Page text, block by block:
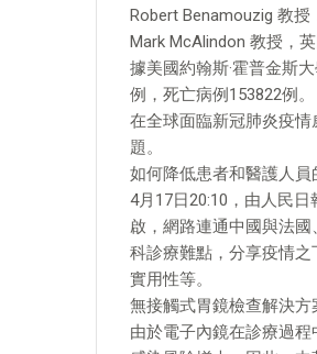
Robert Benamouzig 教
Mark McAlindon 教授，
據美國約翰斯·霍普金斯
例，死亡病例153822例。
在全球面臨新冠肺炎疫
題。
如何降低患者和醫護人
4月17日20:10，由人民
啟，網路連通中國與法
科診療難點，分享疫情
實用性等。
無接觸式胃鏡檢查解決方
由於電子內鏡在診療過